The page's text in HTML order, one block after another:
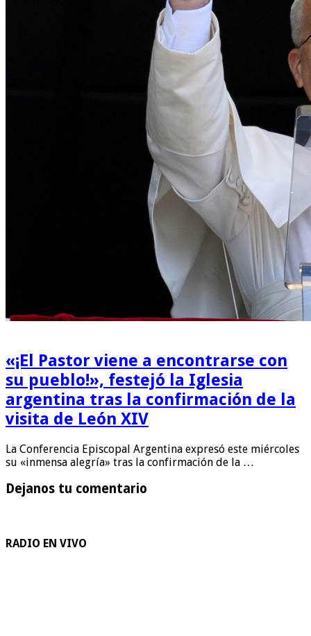
«¡El Pastor viene a encontrarse con
su pueblo!», festejó la Iglesia
argentina tras la confirmación de la
visita de León XIV
La Conferencia Episcopal Argentina expresó este miércoles
su «inmensa alegría» tras la confirmación de la …
Dejanos tu comentario
RADIO EN VIVO